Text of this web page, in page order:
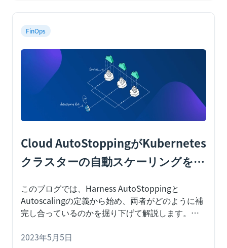
FinOps
Cloud AutoStoppingがKubernetes
クラスターの自動スケーリングを補
このブログでは、Harness AutoStoppingと
Autoscalingの定義から始め、両者がどのように補
完し合っているのかを掘り下げて解説します。 企
ドコストの管理が不可欠になります。Harness
2023年5月5日